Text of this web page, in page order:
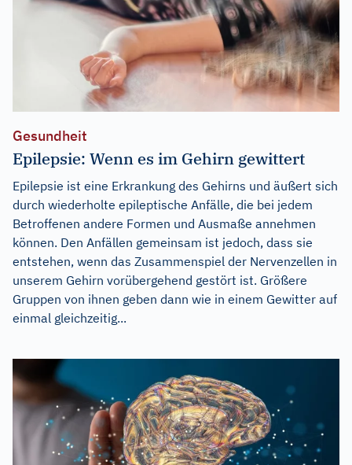
Gesundheit
Epilepsie: Wenn es im Gehirn gewittert
Epilepsie ist eine Erkrankung des Gehirns und äußert sich
durch wiederholte epileptische Anfälle, die bei jedem
Betroffenen andere Formen und Ausmaße annehmen
können. Den Anfällen gemeinsam ist jedoch, dass sie
entstehen, wenn das Zusammenspiel der Nervenzellen in
unserem Gehirn vorübergehend gestört ist. Größere
Gruppen von ihnen geben dann wie in einem Gewitter auf
einmal gleichzeitig...